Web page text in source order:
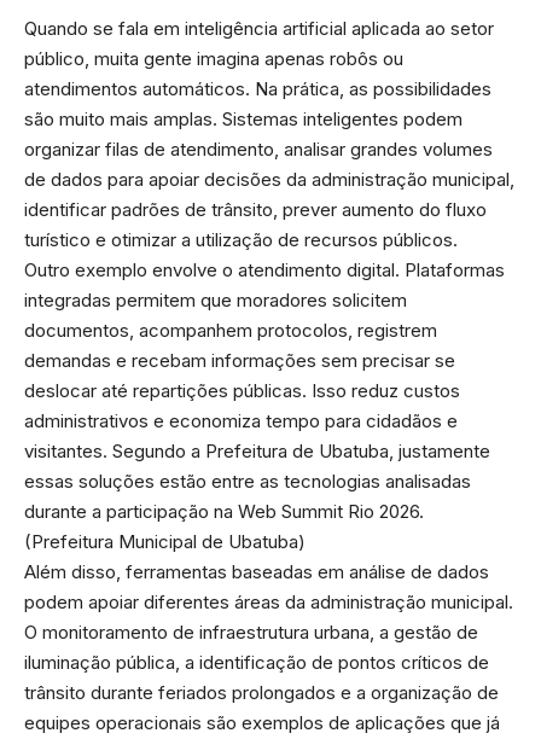
Quando se fala em inteligência artificial aplicada ao setor
público, muita gente imagina apenas robôs ou
atendimentos automáticos. Na prática, as possibilidades
são muito mais amplas. Sistemas inteligentes podem
organizar filas de atendimento, analisar grandes volumes
de dados para apoiar decisões da administração municipal,
identificar padrões de trânsito, prever aumento do fluxo
turístico e otimizar a utilização de recursos públicos.
Outro exemplo envolve o atendimento digital. Plataformas
integradas permitem que moradores solicitem
documentos, acompanhem protocolos, registrem
demandas e recebam informações sem precisar se
deslocar até repartições públicas. Isso reduz custos
administrativos e economiza tempo para cidadãos e
visitantes. Segundo a Prefeitura de Ubatuba, justamente
essas soluções estão entre as tecnologias analisadas
durante a participação na Web Summit Rio 2026.
(Prefeitura Municipal de Ubatuba)
Além disso, ferramentas baseadas em análise de dados
podem apoiar diferentes áreas da administração municipal.
O monitoramento de infraestrutura urbana, a gestão de
iluminação pública, a identificação de pontos críticos de
trânsito durante feriados prolongados e a organização de
equipes operacionais são exemplos de aplicações que já